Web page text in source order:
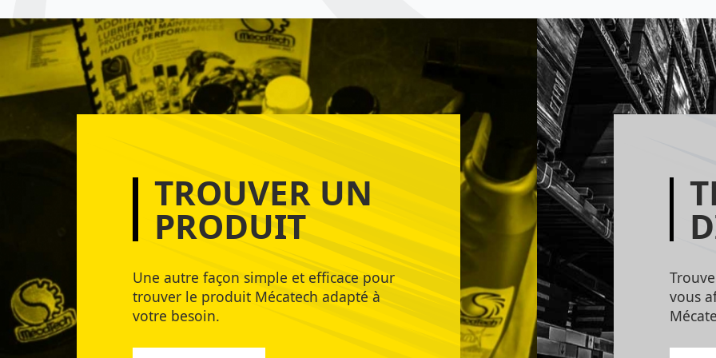
TROUVER UN
PRODUIT
Une autre façon simple et efficace pour
trouver le produit Mécatech adapté à
votre besoin.
vous